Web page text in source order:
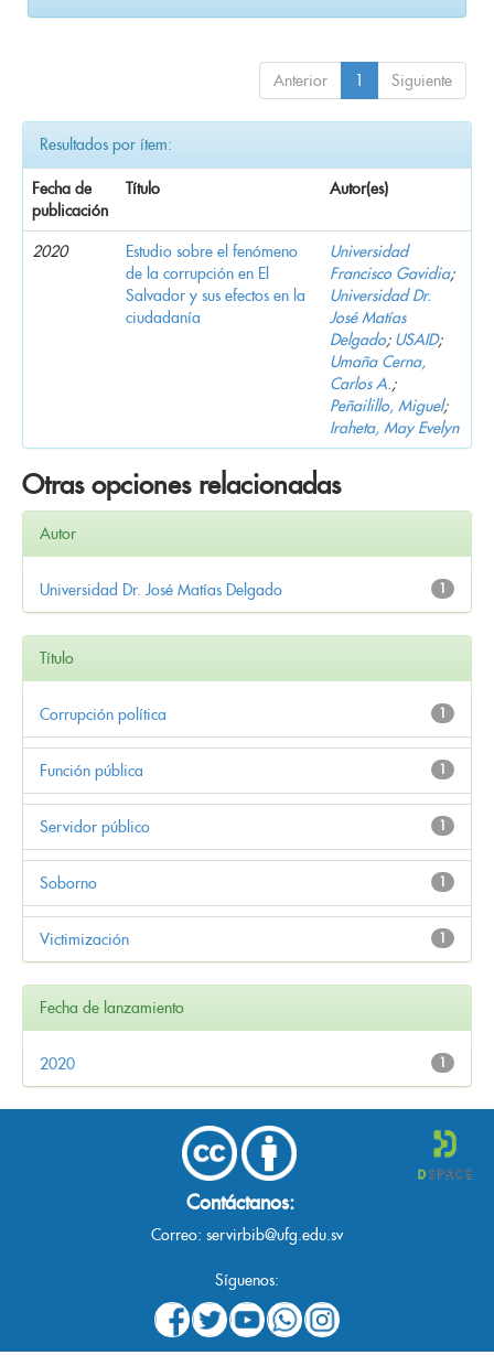
Anterior 1 Siguiente
Resultados por ítem:
Fecha de
publicación
Título Autor(es)
2020
Estudio sobre el fenómeno
de la corrupción en El
Salvador y sus efectos en la
ciudadanía
Universidad
Francisco Gavidia;
Universidad Dr.
José Matías
Delgado; USAID;
Umaña Cerna,
Carlos A.;
Peñailillo, Miguel;
Iraheta, May Evelyn
Otras opciones relacionadas
Autor
1
Universidad Dr. José Matías Delgado
Título
1
Corrupción política
1
Función pública
1
Servidor público
1
Soborno
1
Victimización
Fecha de lanzamiento
1
2020
Contáctanos:
Correo: servirbib@ufg.edu.sv
Síguenos: